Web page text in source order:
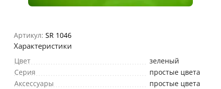
Артикул: SR 1046
Характеристики
Цвет
зеленый
Серия
простые цвета
Аксессуары
простые цвета